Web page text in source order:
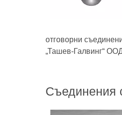
отговорни
„Ташев-Галвинг“
Съединения